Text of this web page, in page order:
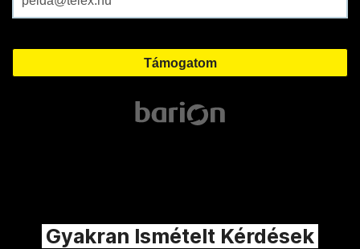
Gyakran Ismételt Kérdések